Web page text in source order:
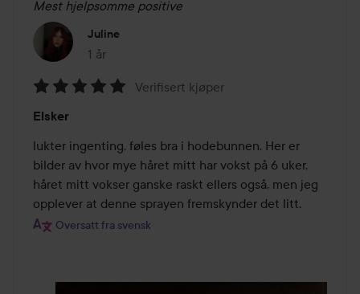
Mest hjelpsomme positive
Juline
1 år
Innlegget ble opprettet 1 år
5
av
5
Verifisert kjøper
Elsker
lukter ingenting, føles bra i hodebunnen. Her er
bilder av hvor mye håret mitt har vokst på 6 uker,
håret mitt vokser ganske raskt ellers også, men jeg
opplever at denne sprayen fremskynder det litt.
Oversatt fra svensk